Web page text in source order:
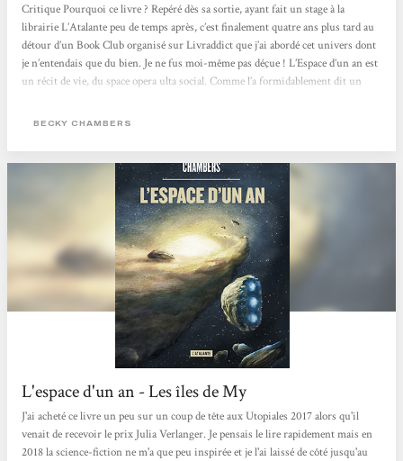
Critique Pourquoi ce livre ? Repéré dès sa sortie, ayant fait un stage à la
librairie L’Atalante peu de temps après, c’est finalement quatre ans plus tard au
détour d’un Book Club organisé sur Livraddict que j’ai abordé cet univers dont
je n’entendais que du bien. Je ne fus moi-même pas déçue ! L’Espace d’un an est
un récit de vie, du space opera ulta social. Comme l’a formidablement dit un
C’est exactement ce que l’on va apprendre ici. Le titre est un rappel du fil...
BECKY CHAMBERS
L'espace d'un an - Les îles de My
J'ai acheté ce livre un peu sur un coup de tête aux Utopiales 2017 alors qu'il
venait de recevoir le prix Julia Verlanger. Je pensais le lire rapidement mais en
2018 la science-fiction ne m'a que peu inspirée et je l'ai laissé de côté jusqu'au